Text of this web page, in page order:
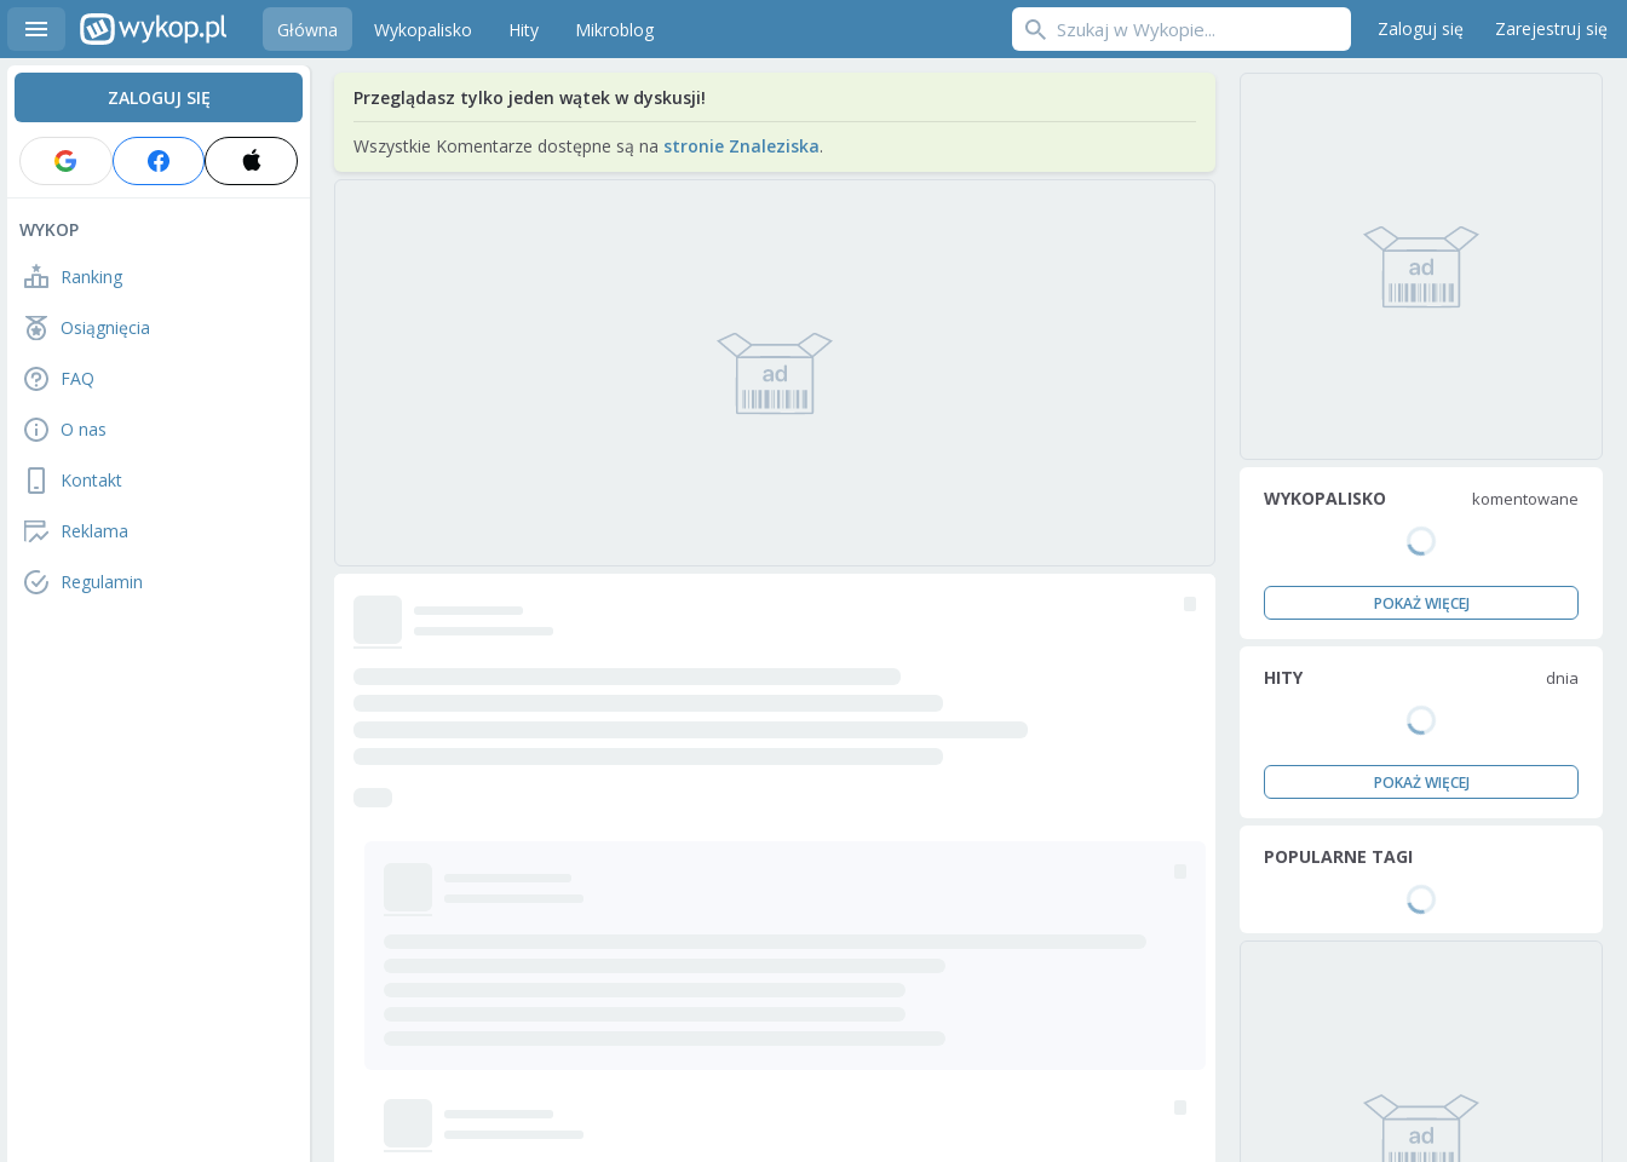
Główna Wykopalisko Hity Mikroblog Zaloguj się Zarejestruj się
ZALOGUJ SIĘ
WYKOP
Ranking
Osiągnięcia
FAQ
O nas
Kontakt
Reklama
Regulamin
Przeglądasz tylko jeden wątek w dyskusji!
Wszystkie Komentarze dostępne są na stronie Znaleziska.
WYKOPALISKO komentowane
POKAŻ WIĘCEJ
HITY dnia
POKAŻ WIĘCEJ
POPULARNE TAGI